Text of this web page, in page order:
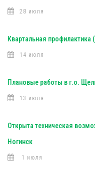
28 июля
Квартальная профилактика
14 июля
Плановые работы в г.о.
13 июля
Открыта техническая
Ногинск
1 июля